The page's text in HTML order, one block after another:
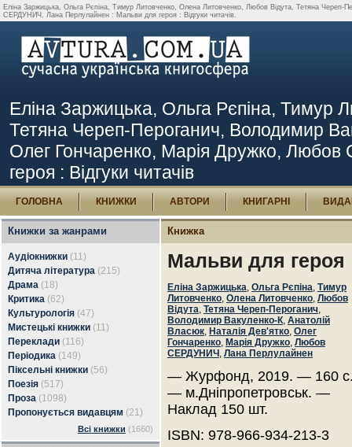
Еліна Заржицька, Ольга Рєпіна, Тимур Литовченко, Олена Литовченко, Любов Відута, Тетяна
СЕРДУНИЧ, Лана Перлулайнен : Мальви для героя : Відгуки читачів.
Еліна Заржицька, Ольга Рєпіна, Тимур
Тетяна Череп-Пероганич, Володимир
Олег Гончаренко, Марія Дружко,
героя : Відгуки читачів
ГОЛОВНА КНИЖКИ АВТОРИ КНИГАРНІ
Книжки за жанрами
Аудіокнижки (11)
Дитяча література (215)
Драма (18)
Критика (62)
Культурологія (47)
Мистецькі книжки (11)
Переклади (116)
Періодика (149)
Піксельні книжки (56)
Поезія (517)
Проза (1098)
Пропонується видавцям (21)
Всі книжки (1660)
Книжка
Мальви для героя
Еліна Заржицька, Ольга Рєпіна, Тимур
Литовченко, Олена Литовченко, Любов
Відута, Тетяна Череп-Пероганич,
Володимир Вакуленко-К, Анатолій
Власюк, Наталія Дев'ятко, Олег
Гончаренко, Марія Дружко, Любов
СЕРДУНИЧ , Лана Перлулайнен
— Журфонд, 2019. — 160
— м.Дніпропетровськ. —
Наклад 150 шт.
ISBN: 978-966-934-213-3